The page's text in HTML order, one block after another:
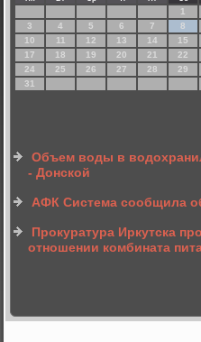
1
3
4 5 6 7 8
10
11 12 13 14 15
17
18 19 20 21 22
24
25 26 27 28 29
31
Объем воды в
- Донской
АФК Система сообщила
Прокуратура Иркутска
отношении комбината